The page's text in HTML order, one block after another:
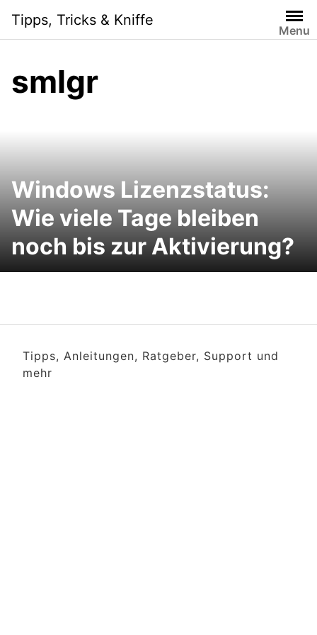
content
Tipps, Tricks & Kniffe
Menu
smlgr
Windows Lizenzstatus:
Wie viele Tage bleiben
noch bis zur Aktivierung?
Tipps, Anleitungen, Ratgeber, Support und
mehr